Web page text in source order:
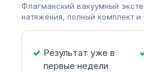
Флагманский вакуумный
натяжения, полный комплект
Результат уже в
первые недели